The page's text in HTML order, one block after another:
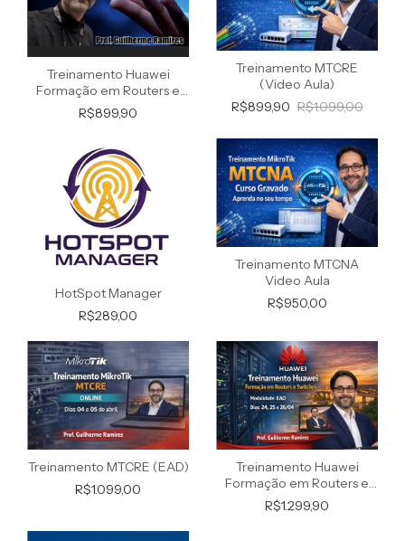
Treinamento Huawei
Formação em Routers e
Switches (Gravado)
R$899,90
Treinamento MTCRE
(Video Aula)
R$899,90 R$1.099,00
HotSpot Manager
R$289,00
Treinamento MTCNA
Video Aula
R$950,00
Treinamento MTCRE (EAD)
R$1.099,00
Treinamento Huawei
Formação em Routers e
Switches (EAD)
R$1.299,90